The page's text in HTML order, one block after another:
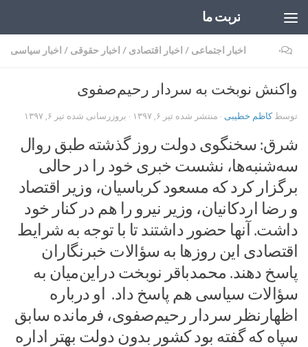
تربت ما
اخبار اجتماعی / اخبار اقتصادی / اخبار حقوقی / اخبار سیاسی ۰
واکنش نوبخت به سردار رحیم‌صفوی
توسطکاظم خطیبی · منتشر شده تیر ۶, ۱۳۹۷ · بروزرسانی شده تیر ۶, ۱۳۹۷
شرق: سخنگوی دولت روز گذشته طبق روال
سه‌شنبه‌ها، نشست خبری خود را در حالی
برگزار کرد که مسعود کرباسیان، وزیر اقتصاد
و رضا اردکانیان، وزیر نیرو را هم در کنار خود
داشت. آنها حضور داشتند تا با توجه به شرایط
اقتصادی این روزها به سؤالات خبرنگاران
پاسخ دهند. محمدباقر نوبخت در‌این‌میان به
سؤالات سیاسی هم پاسخ داد. او درباره
اظهارنظر سردار رحیم‌صفوی، فرمانده سابق
سپاه که گفته بود کشور بدون دولت بهتر اداره